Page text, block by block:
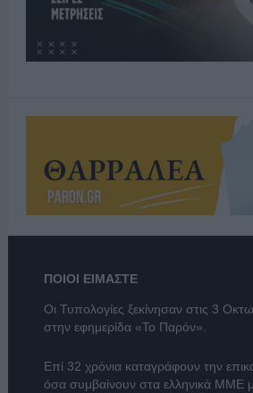
ΠΟΙΟΙ ΕΙΜΑΣΤΕ
Οι Τυπολογίες ξεκίνησαν στις 3
στην εφημερίδα «Το Παρόν».
Επί 32 χρόνια καταγράφουν την
όσα συμβαίνουν στα ελληνικά ΜΜΕ